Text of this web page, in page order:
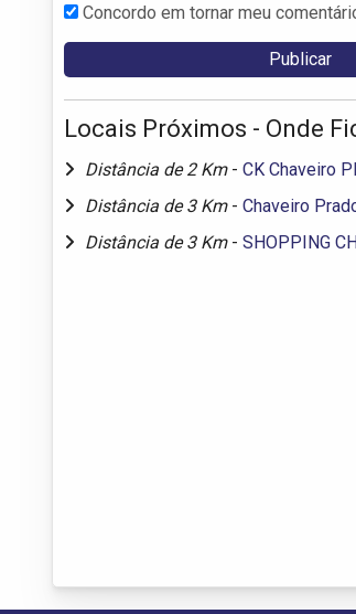
Concordo em tornar meu
Locais Próximos - Onde
Distância de 2 Km - CK Chaveiro
Distância de 3 Km - Chaveiro
Distância de 3 Km - SHOPPING